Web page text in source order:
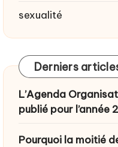
sexualité
Derniers
L’Agenda
publié pour
Pourquoi la moitié